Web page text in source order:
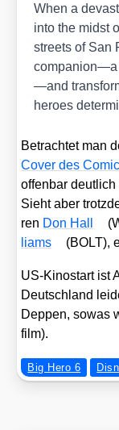
When a
into the midst
streets of San
companion—a
—and
heroes
Betrach­tet man
Cover des
offen­bar
Sieht aber
ren Don Hall
liams
(BOLT),
US-Kino­start ist
Deutsch­land
Dep­pen, sowas
film).
Big Hero 6